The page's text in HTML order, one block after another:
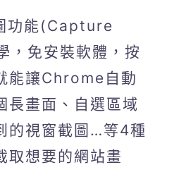
功能(Capture
免安裝軟體，按
能讓Chrome自動
長畫面、自選區域
的視窗截圖…等4種
取想要的網站畫